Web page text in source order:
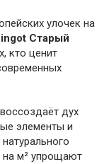
улочек на
Старый
кто ценит
дух
элементы и
на м² упрощают